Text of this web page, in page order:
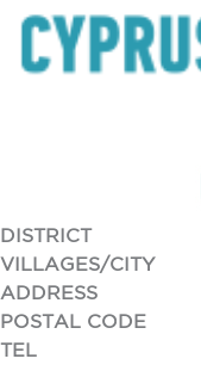
DISTRICT
VILLAGES/CITY
ADDRESS
POSTAL CODE
TEL